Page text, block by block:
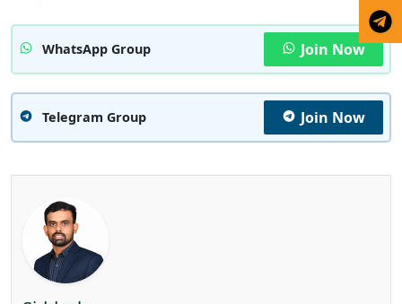
WhatsApp Group Join Now
Telegram Group Join Now